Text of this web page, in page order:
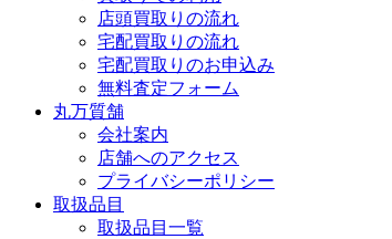
店頭買取りの流れ
宅配買取りの流れ
宅配買取りのお申込み
無料査定フォーム
丸万質舗
会社案内
店舗へのアクセス
プライバシーポリシー
取扱品目
取扱品目一覧